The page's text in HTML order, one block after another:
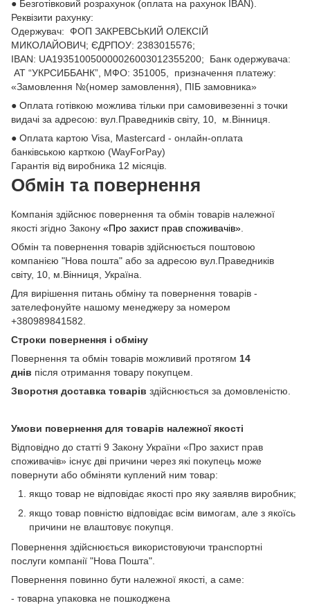
● Безготівковий розрахунок (оплата на рахунок IBAN).
Реквізити рахунку:
Одержувач: ФОП ЗАКРЕВСЬКИЙ ОЛЕКСІЙ
МИКОЛАЙОВИЧ; ЄДРПОУ: 2383015576;
ІВАN: UA193510050000026003012355200; Банк одержувача:
АТ “УКРСИББАНК”, МФО: 351005, призначення платежу:
«Замовлення №(номер замовлення), ПІБ замовника»
● Оплата готівкою можлива тільки при самовивезенні з точки
видачі за адресою: вул.Праведників світу, 10, м.Вінниця.
● Оплата картою Visa, Mastercard - онлайн-оплата
банківською карткою (WayForPay)
Гарантія від виробника 12 місяців.
Обмін та повернення
Компанія здійснює повернення та обмін товарів належної
якості згідно Закону «Про захист прав споживачів»
Обмін та повернення товарів здійснюється поштовою
компанією "Нова пошта" або за адресою вул.Праведників
світу, 10, м.Вінниця, Україна.
Для вирішення питань обміну та повернення товарів -
зателефонуйте нашому менеджеру за номером
+380989841582.
Строки повернення і обміну
Повернення та обмін товарів можливий протягом 14
днів після отримання товару покупцем.
Зворотня доставка товарів здійснюється за домовленістю.
Умови повернення для товарів належної якості
Відповідно до статті 9 Закону України «Про захист прав
споживачів» існує дві причини через які покупець може
повернути або обміняти куплений ним товар:
якщо товар не відповідає якості про яку заявляв виробник;
якщо товар повністю відповідає всім вимогам, але з якоїсь
причини не влаштовує покупця.
Повернення здійснюється використовуючи транспортні
послуги компанії "Нова Пошта".
Повернення повинно бути належної якості, а саме:
- товарна упаковка не пошкоджена